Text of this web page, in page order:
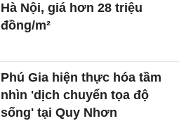
Hà Nội, giá hơn 28 triệu
đồng/m²
Phú Gia hiện thực hóa tầm
nhìn 'dịch chuyển tọa độ
sống' tại Quy Nhơn